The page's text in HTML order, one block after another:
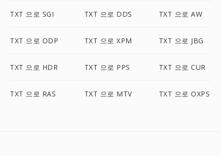
TXT 으로 SGI TXT 으로 DDS TXT 으로 AW
TXT 으로 ODP TXT 으로 XPM TXT 으로 JBG
TXT 으로 HDR TXT 으로 PPS TXT 으로 CUR
TXT 으로 RAS TXT 으로 MTV TXT 으로 OXPS